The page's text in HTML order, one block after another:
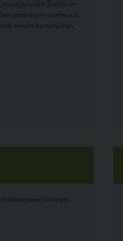
varjoisalla Balderin
vieressä.
oman keramiikan
liittyen.